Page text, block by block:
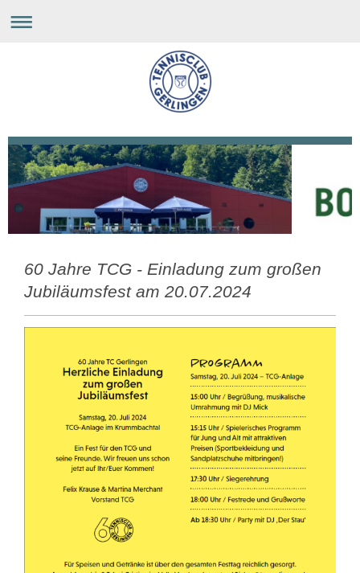
60 Jahre TCG - Einladung zum großen
Jubiläumsfest am 20.07.2024